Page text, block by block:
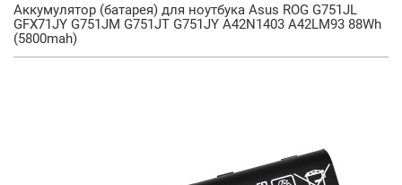
Аккумулятор (батарея) для ноутбука Asus ROG G751JL
GFX71JY G751JM G751JT G751JY A42N1403 A42LM93 88Wh
(5800mah)